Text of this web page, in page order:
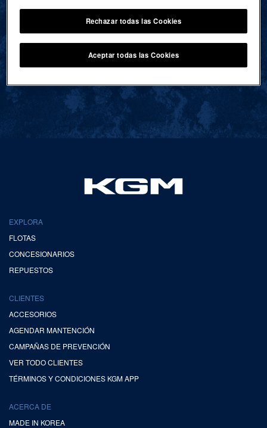
VOLVER AL INICIO
EXPLORA
FLOTAS
CONCESIONARIOS
REPUESTOS
CLIENTES
ACCESORIOS
AGENDAR MANTENCIÓN
CAMPAÑAS DE PREVENCIÓN
VER TODO CLIENTES
TÉRMINOS Y CONDICIONES KGM APP
ACERCA DE
MADE IN KOREA
Rechazar todas las Cookies
Aceptar todas las Cookies